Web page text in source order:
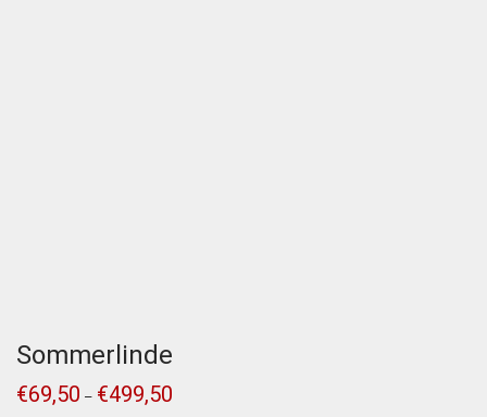
Sommerlinde
€69,50 – €499,50